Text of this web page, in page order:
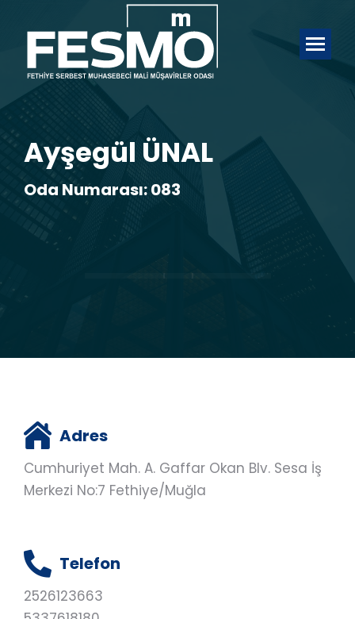
Ayşegül ÜNAL
Oda Numarası: 083
Adres
Cumhuriyet Mah. A. Gaffar Okan Blv. Sesa İş
Merkezi No:7 Fethiye/Muğla
Telefon
2526123663